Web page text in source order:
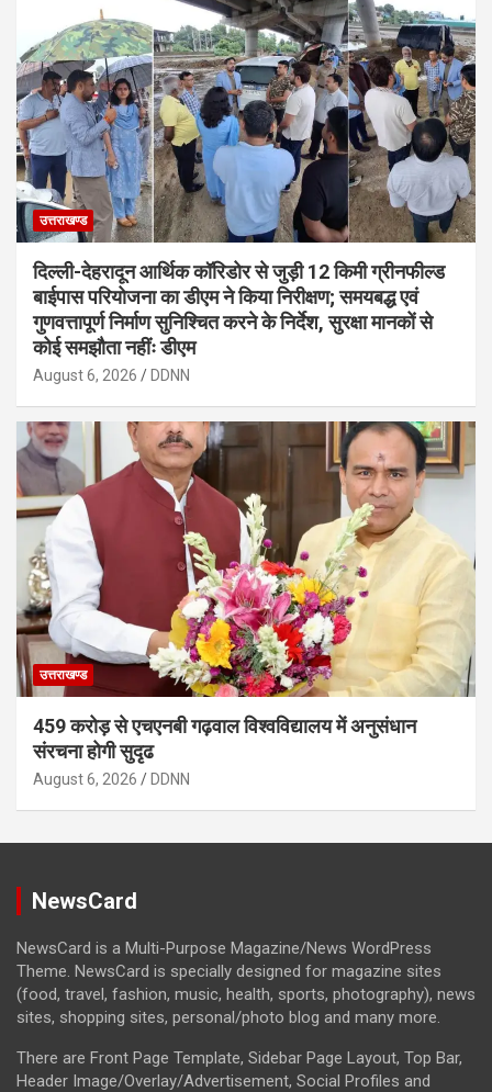
उत्तराखण्ड
दिल्ली-देहरादून आर्थिक कॉरिडोर से जुड़ी 12 किमी ग्रीनफील्ड
बाईपास परियोजना का डीएम ने किया निरीक्षण; समयबद्ध एवं
गुणवत्तापूर्ण निर्माण सुनिश्चित करने के निर्देश, सुरक्षा मानकों से
कोई समझौता नहींः डीएम
August 6, 2026 DDNN
उत्तराखण्ड
459 करोड़ से एचएनबी गढ़वाल विश्वविद्यालय में अनुसंधान
संरचना होगी सुदृढ
August 6, 2026 DDNN
NewsCard
NewsCard is a Multi-Purpose Magazine/News WordPress
Theme. NewsCard is specially designed for magazine sites
(food, travel, fashion, music, health, sports, photography), news
sites, shopping sites, personal/photo blog and many more.
There are Front Page Template, Sidebar Page Layout, Top Bar,
Header Image/Overlay/Advertisement, Social Profiles and